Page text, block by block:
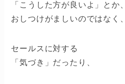
「こうした方が良いよ」とか、
おしつけがましいのではなく、
セールスに対する
「気づき」だったり、